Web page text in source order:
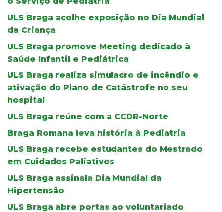
ULS Braga acolhe exposição no Dia Mundial
da Criança
ULS Braga promove Meeting dedicado à
Saúde Infantil e Pediátrica
ULS Braga realiza simulacro de incêndio e
ativação do Plano de Catástrofe no seu
hospital
ULS Braga reúne com a CCDR-Norte
Braga Romana leva história à Pediatria
ULS Braga recebe estudantes do Mestrado
em Cuidados Paliativos
ULS Braga assinala Dia Mundial da
Hipertensão
ULS Braga abre portas ao voluntariado